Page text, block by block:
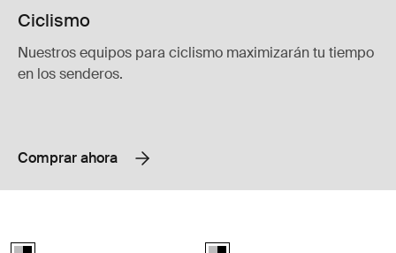
Ciclismo
Nuestros equipos para ciclismo maximizarán tu tiempo
en los senderos.
Comprar ahora
Alu-Black (selected) Alu-Black (selected)